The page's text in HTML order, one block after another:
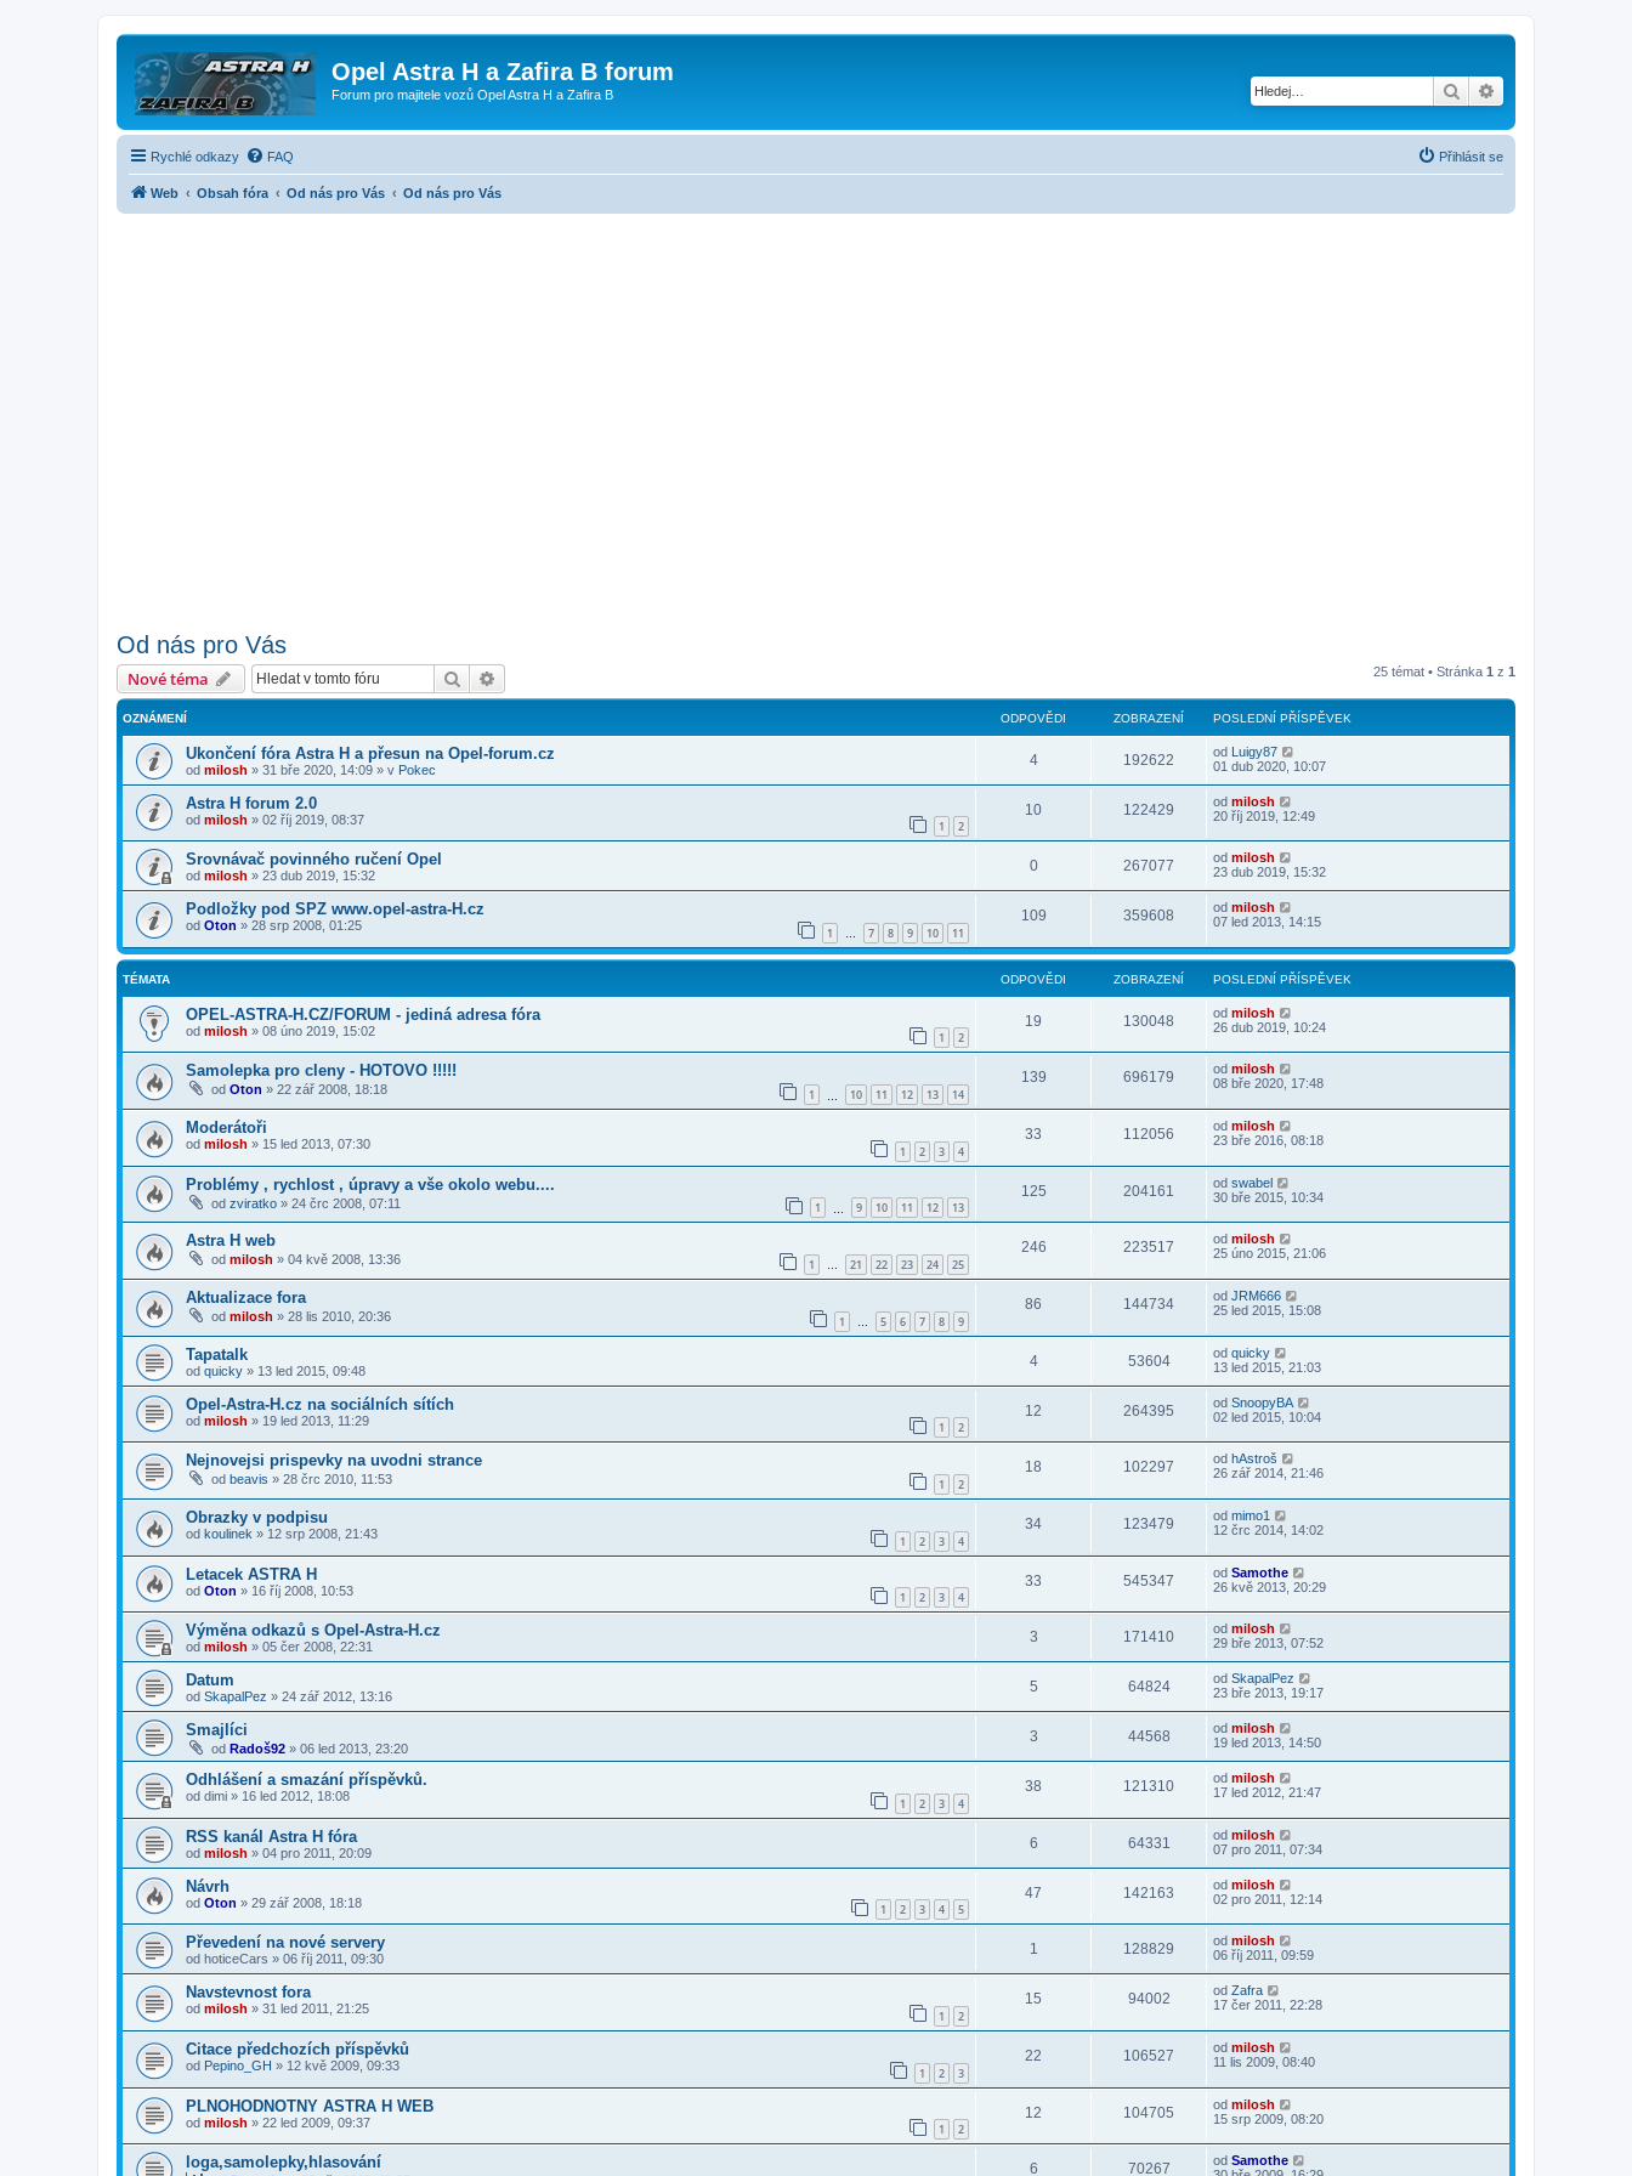
Opel Astra H a Zafira B forum
Forum pro majitele vozů Opel Astra H a Zafira B Hledat
Rychlé odkazy FAQ Přihlásit se
Web Obsah fóra Od nás pro Vás Od nás pro Vás
Od nás pro Vás
Nové téma Hledat 25 témat • Stránka 1 z 1
OZNÁMENÍ ODPOVĚDI ZOBRAZENÍ POSLEDNÍ PŘÍSPĚVEK
Ukončení fóra Astra H a přesun na Opel-forum.cz
od milosh » 31 bře 2020, 14:09 » v Pokec
4 192622 od Luigy87
01 dub 2020, 10:07
Astra H forum 2.0
od milosh » 02 říj 2019, 08:37 1 2
10 122429 od milosh
20 říj 2019, 12:49
Srovnávač povinného ručení Opel
od milosh » 23 dub 2019, 15:32
0 267077 od milosh
23 dub 2019, 15:32
Podložky pod SPZ www.opel-astra-H.cz
od Oton » 28 srp 2008, 01:25 1 … 7 8 9 10 11
109 359608 od milosh
07 led 2013, 14:15
TÉMATA ODPOVĚDI ZOBRAZENÍ POSLEDNÍ PŘÍSPĚVEK
OPEL-ASTRA-H.CZ/FORUM - jediná adresa fóra
od milosh » 08 úno 2019, 15:02 1 2
19 130048 od milosh
26 dub 2019, 10:24
Samolepka pro cleny - HOTOVO !!!!!
od Oton » 22 zář 2008, 18:18 1 10 11 12 13 14
139 696179 od milosh
08 bře 2020, 17:48
Moderátoři
od milosh » 15 led 2013, 07:30 1 2 3 4
33 112056 od milosh
23 bře 2016, 08:18
Problémy , rychlost , úpravy a vše okolo webu....
od zviratko » 24 črc 2008, 07:11 1 9 10 11 12 13
125 204161 od swabel
30 bře 2015, 10:34
Astra H web
od milosh » 04 kvě 2008, 13:36 1 … 21 22 23 24 25
246 223517 od milosh
25 úno 2015, 21:06
Aktualizace fora
od milosh » 28 lis 2010, 20:36 1 … 5 6 7 8 9
86 144734 od JRM666
25 led 2015, 15:08
Tapatalk
od quicky » 13 led 2015, 09:48
4 53604 od quicky
13 led 2015, 21:03
Opel-Astra-H.cz na sociálních sítích
od milosh » 19 led 2013, 11:29 1 2
12 264395 od SnoopyBA
02 led 2015, 10:04
Nejnovejsi prispevky na uvodni strance
od beavis » 28 črc 2010, 11:53 1 2
18 102297 od hAstroš
26 zář 2014, 21:46
Obrazky v podpisu
od koulinek » 12 srp 2008, 21:43 1 2 3 4
34 123479 od mimo1
12 črc 2014, 14:02
Letacek ASTRA H
od Oton » 16 říj 2008, 10:53 1 2 3 4
33 545347 od Samothe
26 kvě 2013, 20:29
Výměna odkazů s Opel-Astra-H.cz
od milosh » 05 čer 2008, 22:31
3 171410 od milosh
29 bře 2013, 07:52
Datum
od SkapalPez » 24 zář 2012, 13:16
5 64824 od SkapalPez
23 bře 2013, 19:17
Smajlíci
od Radoš92 » 06 led 2013, 23:20
3 44568 od milosh
19 led 2013, 14:50
Odhlášení a smazání příspěvků.
od dimi » 16 led 2012, 18:08 1 2 3 4
38 121310 od milosh
17 led 2012, 21:47
RSS kanál Astra H fóra
od milosh » 04 pro 2011, 20:09
6 64331 od milosh
07 pro 2011, 07:34
Návrh
od Oton » 29 zář 2008, 18:18 1 2 3 4 5
47 142163 od milosh
02 pro 2011, 12:14
Převedení na nové servery
od hoticeCars » 06 říj 2011, 09:30
1 128829 od milosh
06 říj 2011, 09:59
Navstevnost fora
od milosh » 31 led 2011, 21:25 1 2
15 94002 od Zafra
17 čer 2011, 22:28
Citace předchozích příspěvků
od Pepino_GH » 12 kvě 2009, 09:33 1 2 3
22 106527 od milosh
11 lis 2009, 08:40
PLNOHODNOTNY ASTRA H WEB
od milosh » 22 led 2009, 09:37 1 2
12 104705 od milosh
15 srp 2009, 08:20
loga,samolepky,hlasování 6 70267 od Samothe